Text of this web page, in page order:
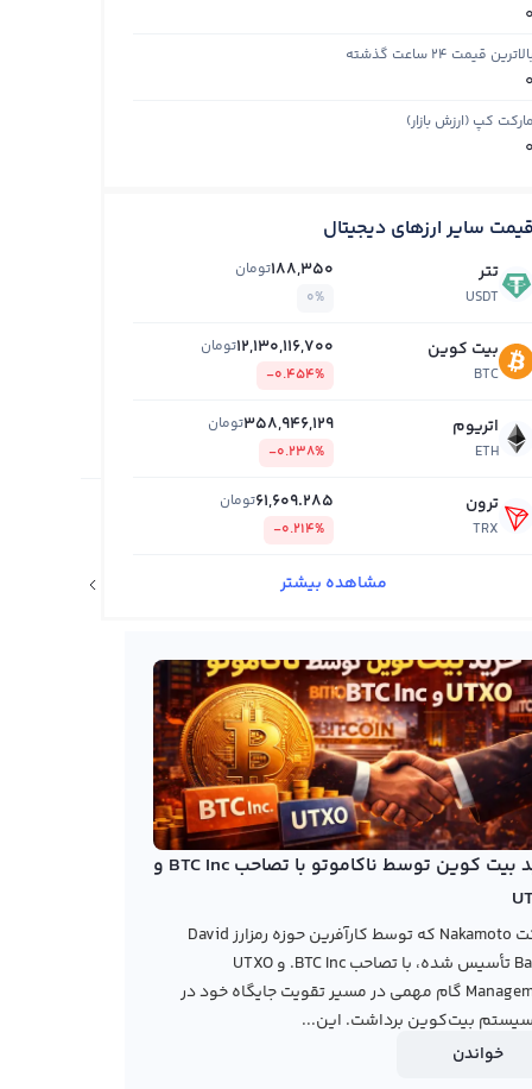
خرید بیت کوین توسط ناکاموتو با تصاحب BTC Inc و
شرکت Nakamoto که توسط کارآفرین حوزه رمزارز David
Bailey تأسیس شده، با تصاحب BTC Inc. و UTXO
Management گام مهمی در مسیر تقویت جایگاه خود در
بیت‌کوین برداشت. این...
خواندن
0
قیمت ۲۴ ساعت گذشته
0
مارکت کپ (ارزش بازار)
0
قیمت سایر ارزهای دیجیتال
تتر
USDT
188,350تومان
0%
بیت کوین
BTC
12,130,116,700تومان
-0.454%
اتریوم
ETH
358,946,129تومان
-0.238%
ترون
TRX
61,609.285تومان
-0.214%
مشاهده بیشتر